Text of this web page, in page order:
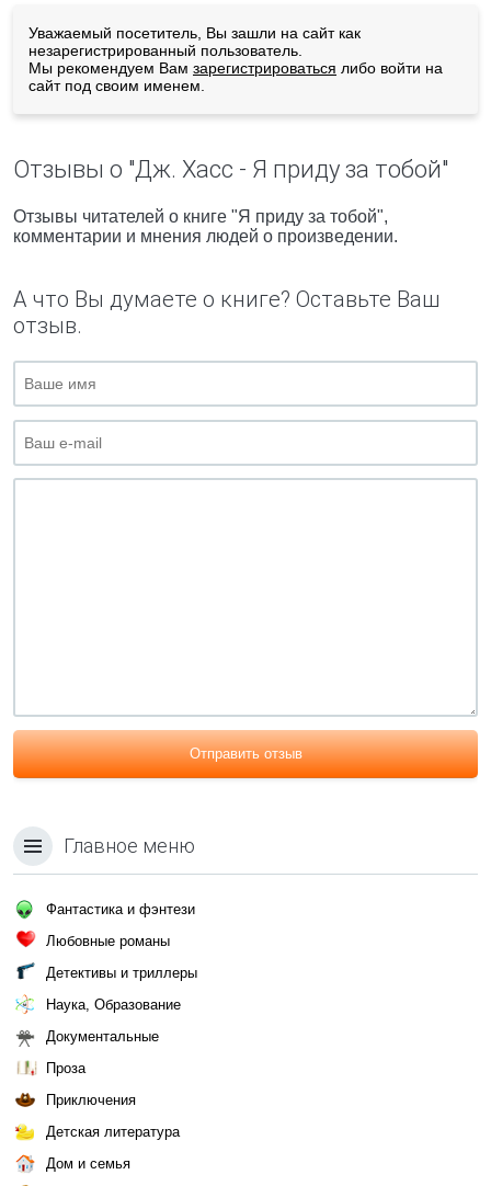
Уважаемый посетитель, Вы зашли на сайт как
незарегистрированный пользователь.
Мы рекомендуем Вам зарегистрироваться либо войти на
сайт под своим именем.
Отзывы о "Дж. Хасс - Я приду за тобой"
Отзывы читателей о книге "Я приду за тобой",
комментарии и мнения людей о произведении.
А что Вы думаете о книге? Оставьте Ваш
отзыв.
Отправить отзыв
Главное меню
Фантастика и фэнтези
Любовные романы
Детективы и триллеры
Наука, Образование
Документальные
Проза
Приключения
Детская литература
Дом и семья